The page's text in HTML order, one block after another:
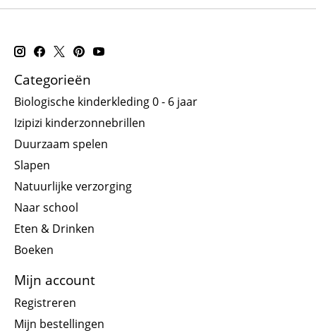
Categorieën
Biologische kinderkleding 0 - 6 jaar
Izipizi kinderzonnebrillen
Duurzaam spelen
Slapen
Natuurlijke verzorging
Naar school
Eten & Drinken
Boeken
Mijn account
Registreren
Mijn bestellingen